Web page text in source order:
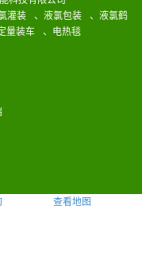
灌装 、 液氯包装 、 液氯鹤
量装车 、 电热毯
查看地图